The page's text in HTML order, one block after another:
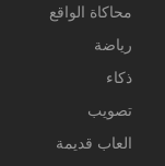
محاكاة الواقع
رياضة
ذكاء
تصويب
العاب قديمة